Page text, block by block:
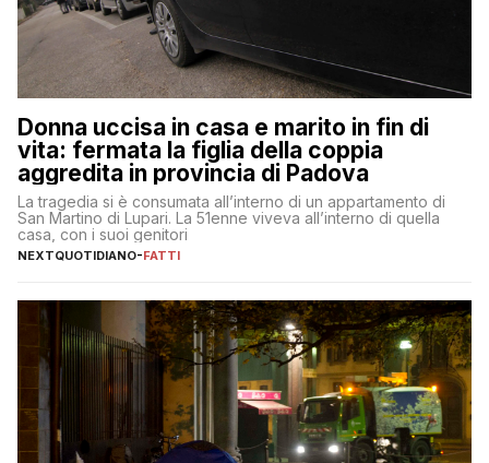
Donna uccisa in casa e marito in fin di
vita: fermata la figlia della coppia
aggredita in provincia di Padova
La tragedia si è consumata all’interno di un appartamento di
San Martino di Lupari. La 51enne viveva all’interno di quella
casa, con i suoi genitori
NEXTQUOTIDIANO-FATTI